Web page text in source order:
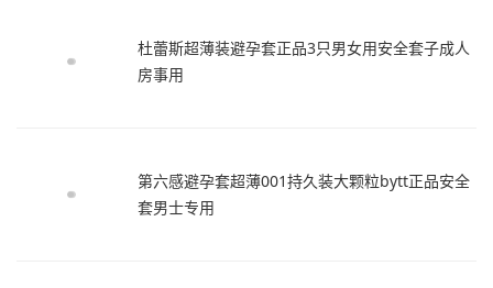
杜蕾斯超薄装避孕套正品3只男女用安全套子成人
房事用
第六感避孕套超薄001持久装大颗粒bytt正品安全
套男士专用